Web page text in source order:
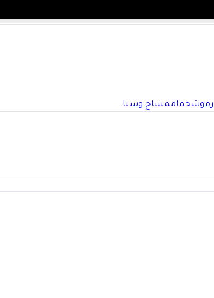
حماممساج وسبا